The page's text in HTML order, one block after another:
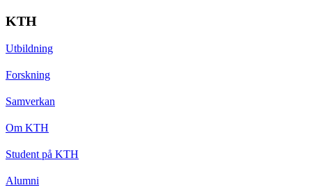
KTH
Utbildning
Forskning
Samverkan
Om KTH
Student på KTH
Alumni